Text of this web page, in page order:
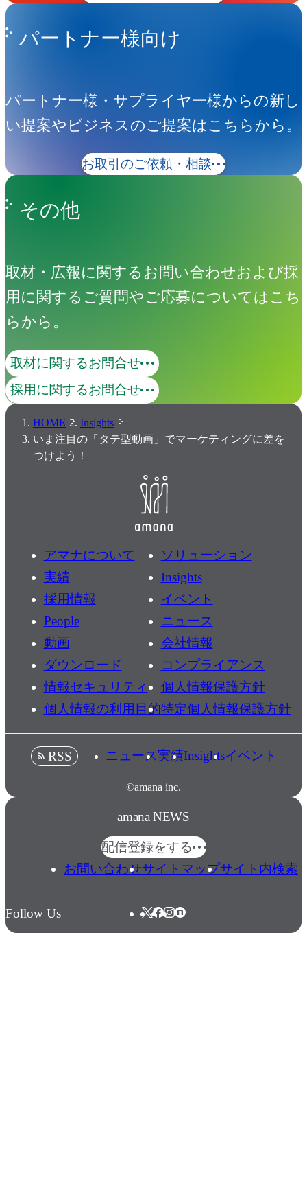
パートナー様向け
パートナー様・サプライヤー様からの新し
い提案やビジネスのご提案はこちらから。
お取引のご依頼・相談
その他
取材・広報に関するお問い合わせおよび採
用に関するご質問やご応募についてはこち
らから。
取材に関するお問合せ
採用に関するお問合せ
HOME
Insights
いま注目の「タテ型動画」でマーケティングに差を
つけよう！
アマナについて
ソリューション
実績
Insights
採用情報
イベント
People
ニュース
動画
会社情報
ダウンロード
コンプライアンス
情報セキュリティ
個人情報保護方針
個人情報の利用目的特定個人情報保護方針
©amana inc.
RSS ニュース実績Insightsイベント
amana NEWS
配信登録をする
お問い合わせサイトマップサイト内検索
Follow Us